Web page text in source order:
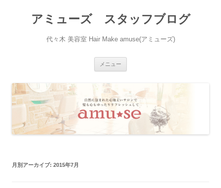
アミューズ スタッフブログ
代々木 美容室 Hair Make amuse(アミューズ)
メニュー
へ
ス
キ
ッ
プ
月別アーカイブ: 2015年7月